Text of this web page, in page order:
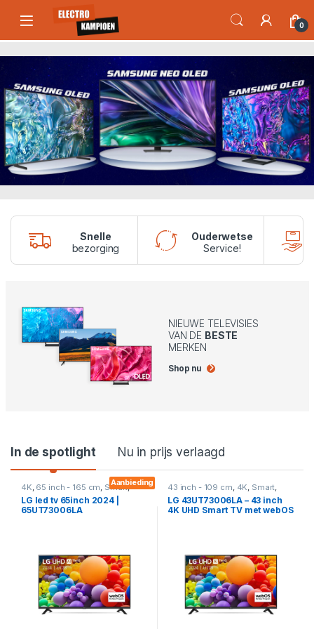
Skip to navigation
Skip to content
Open 0
Snelle
bezorging
Ouderwetse
Service!
NIEUWE TELEVISIES
VAN DE BESTE
MERKEN
Shop nu
Product Carousel Tabs
In de spotlight Nu in prijs verlaagd
Aanbieding
4K, 65 inch - 165 cm, Smart,
Televisies
LG led tv 65inch 2024 |
65UT73006LA
43 inch - 109 cm, 4K, Smart,
Televisies
LG 43UT73006LA – 43 inch
4K UHD Smart TV met webOS